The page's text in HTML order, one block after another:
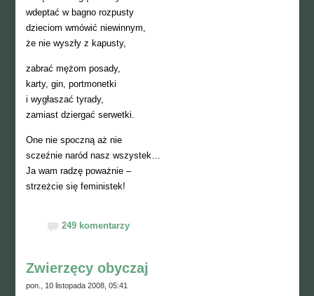
wdeptać w bagno rozpusty
dzieciom wmówić niewinnym,
że nie wyszły z kapusty,
zabrać mężom posady,
karty, gin, portmonetki
i wygłaszać tyrady,
zamiast dziergać serwetki.
One nie spoczną aż nie
sczeźnie naród nasz wszystek…
Ja wam radzę poważnie –
strzeżcie się feministek!
249 komentarzy
Zwierzęcy obyczaj
pon., 10 listopada 2008, 05:41